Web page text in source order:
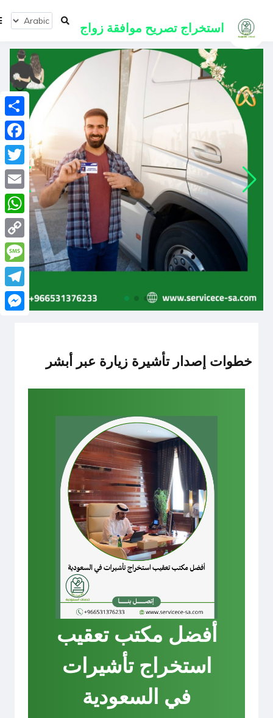
استخراج تصريح موافقة زواج
خطوات إصدار تأشيرة زيارة عبر أبشر
أفضل مكتب تعقيب
استخراج تأشيرات
في السعودية
انشر
Email
Copy
Link